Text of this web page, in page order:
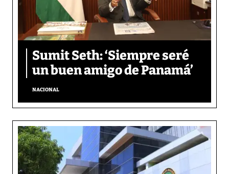
Sumit Seth: ‘Siempre seré
un buen amigo de Panamá’
NACIONAL